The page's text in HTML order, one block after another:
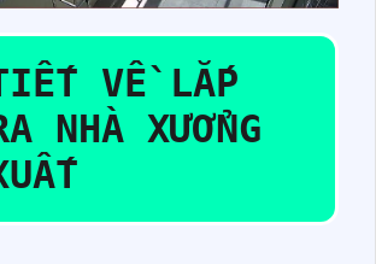
VỀLẮP
NHÀ XƯỞNG